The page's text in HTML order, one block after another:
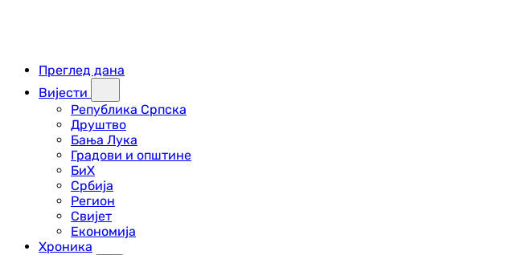
Преглед дана
Вијести
Република Српска
Друштво
Бања Лука
Градови и општине
БиХ
Србија
Регион
Свијет
Економија
Хроника